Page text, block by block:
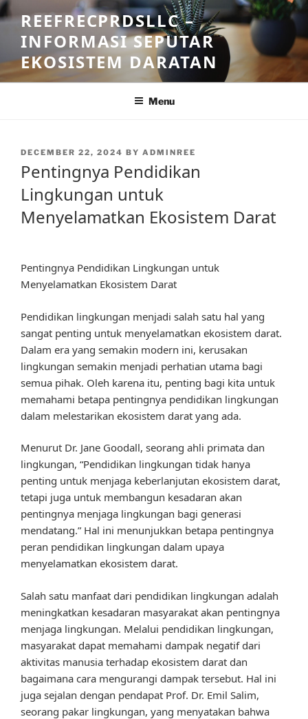
Skip
to
content
REEFRECPRDSLLC –
INFORMASI SEPUTAR
EKOSISTEM DARATAN
Menu
POSTED
DECEMBER 22, 2024 BY ADMINREE
Pentingnya Pendidikan
Lingkungan untuk
Menyelamatkan Ekosistem Darat
Pentingnya Pendidikan Lingkungan untuk
Menyelamatkan Ekosistem Darat
Pendidikan lingkungan menjadi salah satu hal yang
sangat penting untuk menyelamatkan ekosistem darat.
Dalam era yang semakin modern ini, kerusakan
lingkungan semakin menjadi perhatian utama bagi
semua pihak. Oleh karena itu, penting bagi kita untuk
memahami betapa pentingnya pendidikan lingkungan
dalam melestarikan ekosistem darat yang ada.
Menurut Dr. Jane Goodall, seorang ahli primata dan
lingkungan, “Pendidikan lingkungan tidak hanya
penting untuk menjaga keberlanjutan ekosistem darat,
tetapi juga untuk membangun kesadaran akan
pentingnya menjaga lingkungan bagi generasi
mendatang.” Hal ini menunjukkan betapa pentingnya
peran pendidikan lingkungan dalam upaya
menyelamatkan ekosistem darat.
Salah satu manfaat dari pendidikan lingkungan adalah
meningkatkan kesadaran masyarakat akan pentingnya
menjaga lingkungan. Melalui pendidikan lingkungan,
masyarakat dapat memahami dampak negatif dari
aktivitas manusia terhadap ekosistem darat dan
bagaimana cara mengurangi dampak tersebut. Hal ini
juga sejalan dengan pendapat Prof. Dr. Emil Salim,
seorang pakar lingkungan, yang menyatakan bahwa